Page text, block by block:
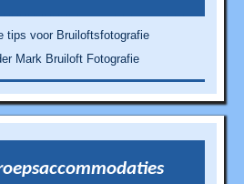
tips voor Bruiloftsfotografie
Mark Bruiloft Fotografie